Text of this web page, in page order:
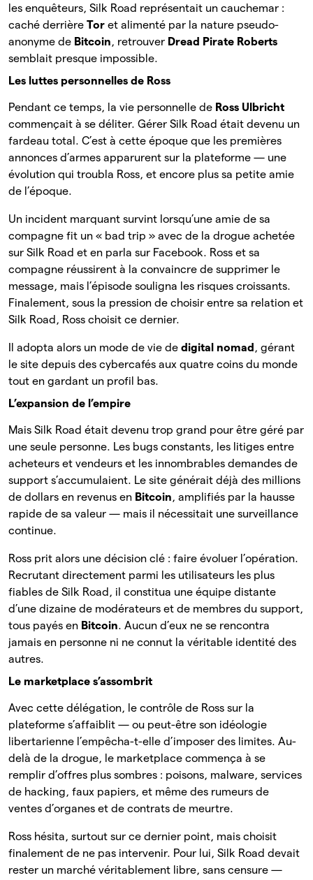
les enquêteurs, Silk Road représentait un cauchemar :
caché derrière Tor et alimenté par la nature pseudo-
anonyme de Bitcoin, retrouver Dread Pirate Roberts
semblait presque impossible.
Les luttes personnelles de Ross
Pendant ce temps, la vie personnelle de Ross Ulbricht
commençait à se déliter. Gérer Silk Road était devenu un
fardeau total. C’est à cette époque que les premières
annonces d’armes apparurent sur la plateforme — une
évolution qui troubla Ross, et encore plus sa petite amie
de l’époque.
Un incident marquant survint lorsqu’une amie de sa
compagne fit un « bad trip » avec de la drogue achetée
sur Silk Road et en parla sur Facebook. Ross et sa
compagne réussirent à la convaincre de supprimer le
message, mais l’épisode souligna les risques croissants.
Finalement, sous la pression de choisir entre sa relation et
Silk Road, Ross choisit ce dernier.
Il adopta alors un mode de vie de digital nomad , gérant
le site depuis des cybercafés aux quatre coins du monde
tout en gardant un profil bas.
L’expansion de l’empire
Mais Silk Road était devenu trop grand pour être géré par
une seule personne. Les bugs constants, les litiges entre
acheteurs et vendeurs et les innombrables demandes de
support s’accumulaient. Le site générait déjà des millions
de dollars en revenus en Bitcoin, amplifiés par la hausse
rapide de sa valeur — mais il nécessitait une surveillance
continue.
Ross prit alors une décision clé : faire évoluer l’opération.
Recrutant directement parmi les utilisateurs les plus
fiables de Silk Road, il constitua une équipe distante
d’une dizaine de modérateurs et de membres du support,
tous payés en Bitcoin. Aucun d’eux ne se rencontra
jamais en personne ni ne connut la véritable identité des
autres.
Le marketplace s’assombrit
Avec cette délégation, le contrôle de Ross sur la
plateforme s’affaiblit — ou peut-être son idéologie
libertarienne l’empêcha-t-elle d’imposer des limites. Au-
delà de la drogue, le marketplace commença à se
remplir d’offres plus sombres : poisons, malware, services
de hacking, faux papiers, et même des rumeurs de
ventes d’organes et de contrats de meurtre.
Ross hésita, surtout sur ce dernier point, mais choisit
finalement de ne pas intervenir. Pour lui, Silk Road devait
rester un marché véritablement libre, sans censure —